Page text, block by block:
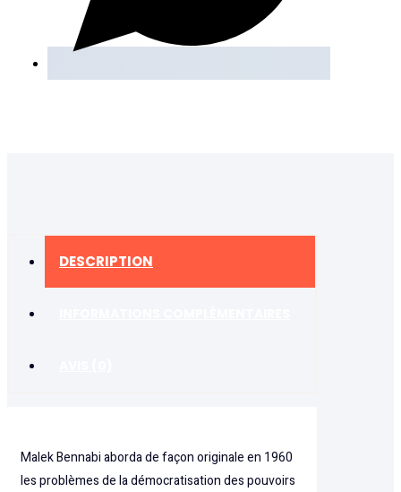
DESCRIPTION
Malek Bennabi aborda de façon originale en 1960
les problèmes de la démocratisation des pouvoirs